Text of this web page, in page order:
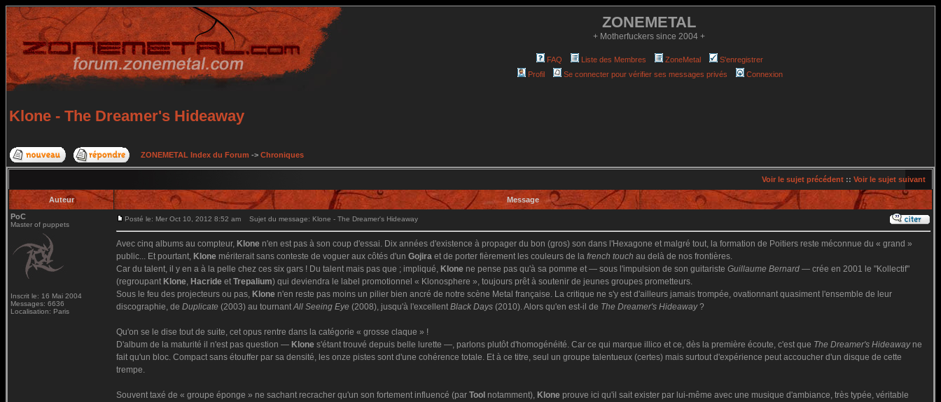
ZONEMETAL
+ Motherfuckers since 2004 +
FAQ Liste des Membres ZoneMetal
S'enregistrer
Profil
Se connecter pour vérifier ses messages privés Connexion
Klone - The Dreamer's Hideaway
ZONEMETAL Index du Forum -> Chroniques
Voir le sujet précédent :: Voir le sujet suivant
Auteur
Message
PoC
Master of puppets
Inscrit le: 16 Mai 2004
Messages: 6636
Localisation: Paris
Posté le: Mer Oct 10, 2012 8:52 am Sujet du message: Klone - The Dreamer's Hideaway
Avec cinq albums au compteur, Klone n'en est pas à son coup d'essai. Dix années d'existence à propager du bon (gros) son dans l'Hexagone et malgré tout, la formation de Poitiers reste méconnue du « grand »
public... Et pourtant, Klone mériterait sans conteste de voguer aux côtés d'un Gojira et de porter fièrement les couleurs de la french touch au delà de nos frontières.
Car du talent, il y en a à la pelle chez ces six gars ! Du talent mais pas que ; impliqué, Klone ne pense pas qu'à sa pomme et — sous l'impulsion de son guitariste Guillaume Bernard — crée en 2001 le "Kollectif"
(regroupant Klone, Hacride et Trepalium) qui deviendra le label promotionnel « Klonosphere », toujours prêt à soutenir de jeunes groupes prometteurs.
Sous le feu des projecteurs ou pas, Klone n'en reste pas moins un pilier bien ancré de notre scène Metal française. La critique ne s'y est d'ailleurs jamais trompée, ovationnant quasiment l'ensemble de leur
discographie, de Duplicate (2003) au tournantAll Seeing Eye (2008), jusqu'à l'excellent Black Days (2010). Alors qu'en est-il de The Dreamer's Hideaway?
Qu'on se le dise tout de suite, cet opus rentre dans la catégorie « grosse claque » !
D'album de la maturité il n'est pas question — Klone s'étant trouvé depuis belle lurette —, parlons plutôt d'homogénéité. Car ce qui marque illico et ce, dès la première écoute, c'est que The Dreamer's Hideawayne
fait qu'un bloc. Compact sans étouffer par sa densité, les onze pistes sont d'une cohérence totale. Et à ce titre, seul un groupe talentueux (certes) mais surtout d'expérience peut accoucher d'un disque de cette
trempe.
Souvent taxé de « groupe éponge » ne sachant recracher qu'un son fortement influencé (par Tool notamment), Klone prouve ici qu'il sait exister par lui-même avec une musique d'ambiance, très typée, véritable